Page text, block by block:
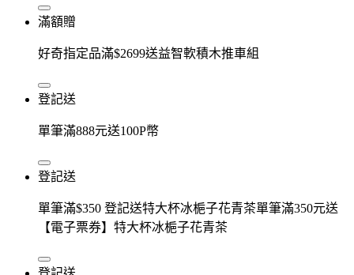
滿額贈
好奇指定品滿$2699送益智軟積木推車組
登記送
單筆滿888元送100P幣
登記送
單筆滿$350 登記送特大杯冰梔子花青茶單筆滿350元送
【電子票券】特大杯冰梔子花青茶